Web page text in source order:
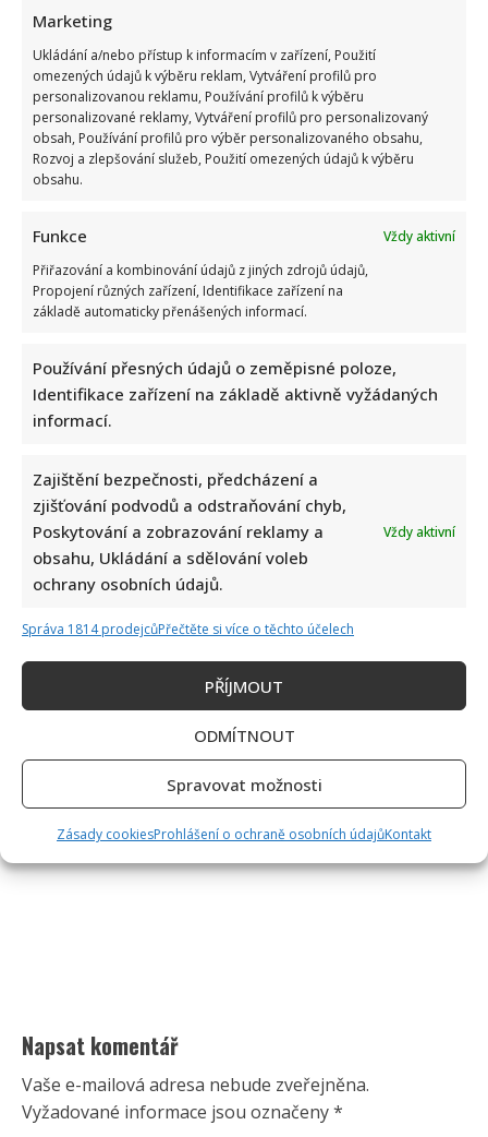
Marketing
Ukládání a/nebo přístup k informacím v zařízení, Použití
omezených údajů k výběru reklam, Vytváření profilů pro
personalizovanou reklamu, Používání profilů k výběru
personalizované reklamy, Vytváření profilů pro personalizovaný
obsah, Používání profilů pro výběr personalizovaného obsahu,
Rozvoj a zlepšování služeb, Použití omezených údajů k výběru
obsahu.
Funkce
Vždy aktivní
Přiřazování a kombinování údajů z jiných zdrojů údajů,
Propojení různých zařízení, Identifikace zařízení na
základě automaticky přenášených informací.
Používání přesných údajů o zeměpisné poloze,
Identifikace zařízení na základě aktivně vyžádaných
informací.
Zajištění bezpečnosti, předcházení a
zjišťování podvodů a odstraňování chyb,
Poskytování a zobrazování reklamy a
obsahu, Ukládání a sdělování voleb
ochrany osobních údajů.
Vždy aktivní
Správa 1814 prodejcůPřečtěte si více o těchto účelech
PŘÍJMOUT
ODMÍTNOUT
Spravovat možnosti
Zásady cookiesProhlášení o ochraně osobních údajůKontakt
Napsat komentář
Vaše e-mailová adresa nebude zveřejněna.
Vyžadované informace jsou označeny*